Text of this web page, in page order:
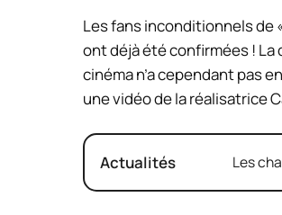
Les fans inconditionnels
ont déjà été confirmées !
cinéma n’a cependant pas
une vidéo de la réalisatrice
Actualités Les